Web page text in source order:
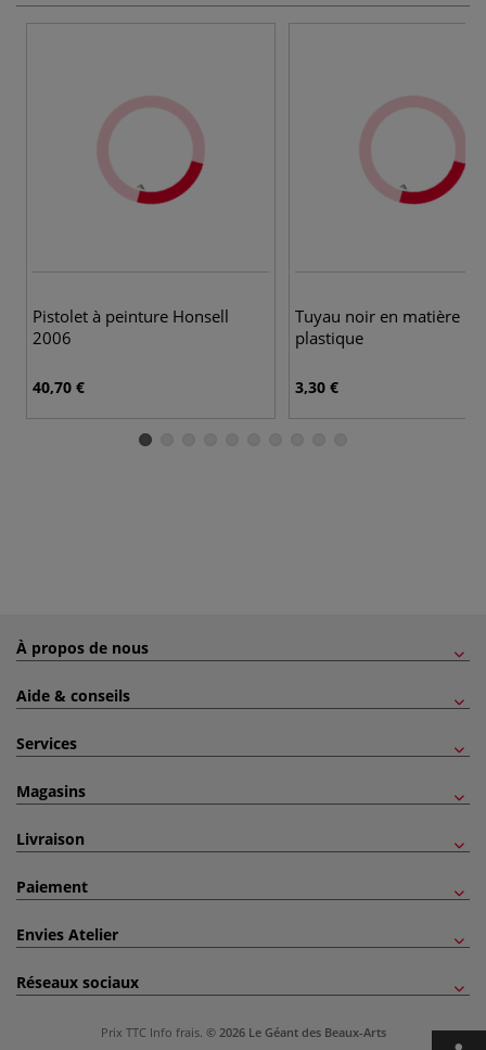
Pistolet à peinture Honsell
2006
40,70 €
Tuyau noir en matière
plastique
3,30 €
À propos de nous
Aide & conseils
Services
Magasins
Livraison
Paiement
Envies Atelier
Réseaux sociaux
Prix TTC Info frais. © 2026 Le Géant des Beaux-Arts